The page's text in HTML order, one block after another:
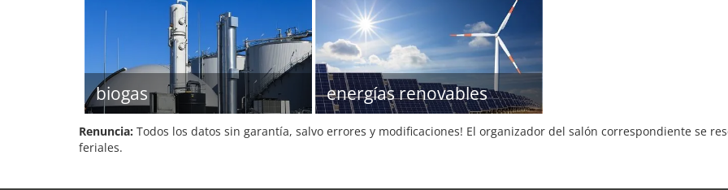
biogas energías renovables
Renuncia: Todos los datos sin garantía, salvo errores y modificaciones! El organizador del salón correspondiente se
feriales.